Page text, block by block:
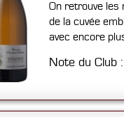
On retrouve les
de la cuvée
avec encore
Note du Club